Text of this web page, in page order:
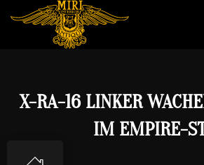
X-RA-16 LINKER
IM EMPIRE-